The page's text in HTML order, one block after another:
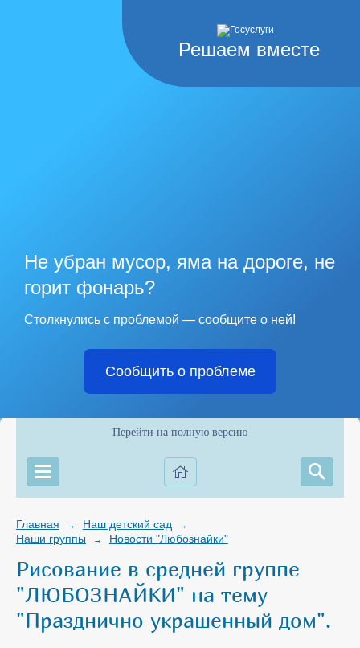
Решаем вместе
Не убран мусор, яма на дороге, не
горит фонарь?
Столкнулись с проблемой — сообщите о ней!
Сообщить о проблеме
Перейти на полную версию
Главная → Наш детский сад →
Наши группы → Новости "Любознайки"
Рисование в средней группе
"ЛЮБОЗНАЙКИ" на тему
"Празднично украшенный дом".